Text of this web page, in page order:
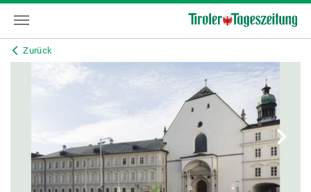
Zurück